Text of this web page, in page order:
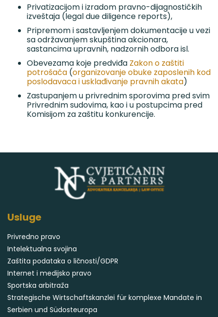
Privatizacijom i izradom pravno-dijagnostičkih
izveštaja (legal due diligence reports),
Pripremom i sastavljenjem dokumentacije u vezi
sa održavanjem skupština akcionara,
sastancima upravnih, nadzornih odbora isl.
Obevezama koje predviđa Zakon o zaštiti
potrošača (organizovanje obuke zaposlenih kod
poslodavaca i usklađivanje pravnih akata)
Zastupanjem u privrednim sporovima pred svim
Privrednim sudovima, kao i u postupcima pred
Komisijom za zaštitu konkurencije.
Usluge
Privredno pravo
Intelektualna svojina
Zaštita podataka o ličnosti/GDPR
Internet i medijsko pravo
Sportska arbitraža
Strategische Wirtschaftskanzlei für komplexe Mandate in
Serbien und Südosteuropa